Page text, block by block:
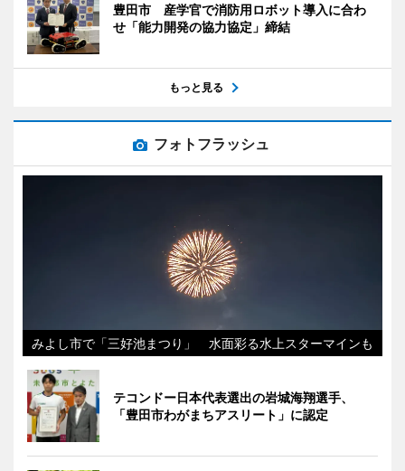
豊田市 産学官で消防用ロボット導入に合わ
せ「能力開発の協力協定」締結
もっと見る
フォトフラッシュ
みよし市で「三好池まつり」 水面彩る水上スターマインも
テコンドー日本代表選出の岩城海翔選手、
「豊田市わがまちアスリート」に認定